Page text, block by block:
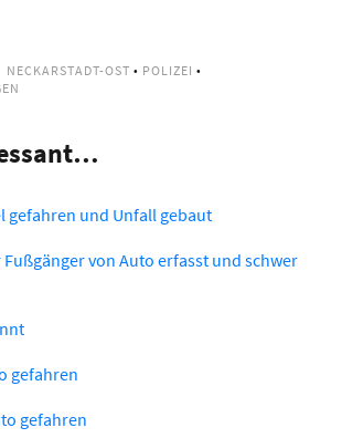
NECKARSTADT-OST • POLIZEI •
gefahren und Unfall gebaut
von Auto erfasst und schwer
gefahren
gefahren